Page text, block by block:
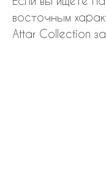
восточным
Attar Collection